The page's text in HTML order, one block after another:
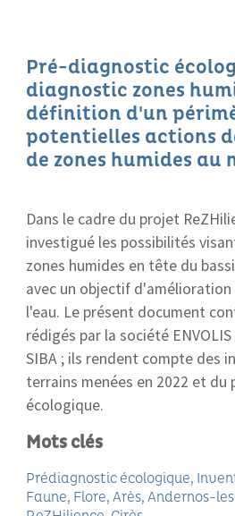
Pré-diagnostic
diagnostic zones
définition d'un
potentielles actions
de zones humides au
Dans le cadre du projet
investigué les possibilités
zones humides en tête du
avec un objectif
l'eau. Le présent document
rédigés par la société
SIBA ; ils rendent compte des
terrains menées en 2022 et du
écologique.
Mots clés
Prédiagnostic écologique
Faune Flore Arès Andernos-